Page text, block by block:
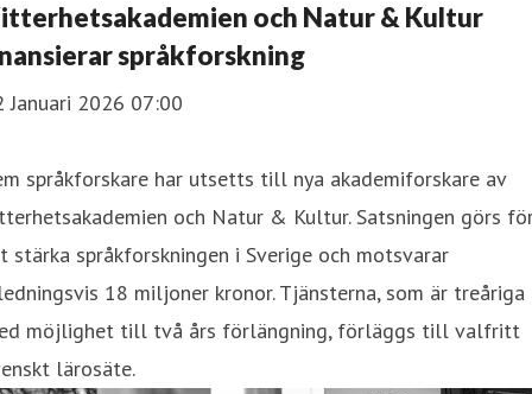
och Natur & Kultur
språkforskning
Januari 2026 07:00
språkforskare har utsetts till nya akademiforskare av
och Natur & Kultur. Satsningen görs
stärka språkforskningen i Sverige och motsvarar
18 miljoner kronor. Tjänsterna, som är treåriga
möjlighet till två års förlängning, förläggs till valfritt
lärosäte.